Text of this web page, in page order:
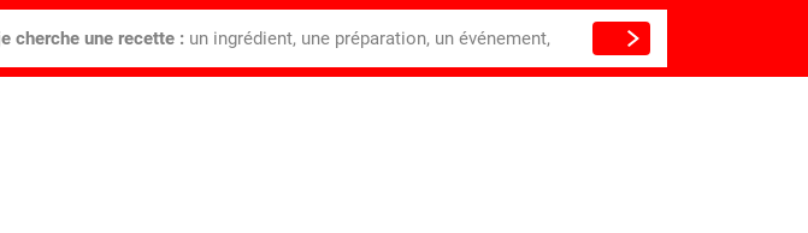
cherche une recette : un ingrédient, une préparation, un événement,